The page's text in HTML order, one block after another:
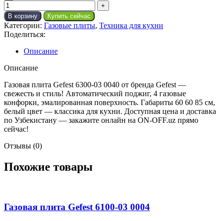
В корзину Купить сейчас
Категории: Газовые плиты, Техника для кухни
Поделиться:
Описание
Описание
Газовая плита Gefest 6300-03 0040 от бренда Gefest —
свежесть и стиль! Автоматический поджиг, 4 газовые
конфорки, эмалированная поверхность. Габариты 60 60 85 см,
белый цвет — классика для кухни. Доступная цена и доставка
по Узбекистану — закажите онлайн на ON-OFF.uz прямо
сейчас!
Отзывы (0)
Похожие товары
Газовая плита Gefest 6100-03 0004